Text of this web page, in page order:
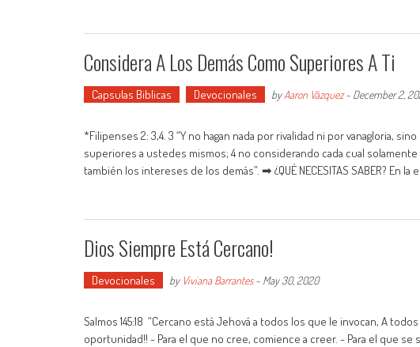
Considera A Los Demás Como Superiores A Ti
Capsulas Biblicas Devocionales byAaron Vázquez- December 2,
*Filipenses 2: 3,4. 3 “Y no hagan nada por rivalidad ni por vanagloria,
superiores a ustedes mismos; 4 no considerando cada cual
también los intereses de los demás”. ➡ ¿QUÉ NECESITAS SABER? En
Dios Siempre Está Cercano!
Devocionales by Viviana Barrantes- May 30, 2020
Salmos‬ ‭145:18‬ ‭ “Cercano está Jehová a todos los que le invocan, A
oportunidad!! - Para el que no cree, comience a creer. - Para el que